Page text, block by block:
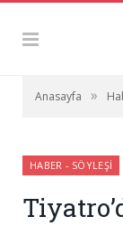
Anasayfa »
HABER - SÖYLEŞI